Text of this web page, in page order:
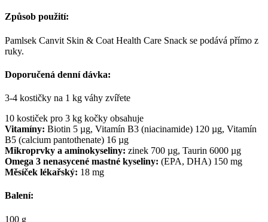
Způsob použití:
Pamlsek Canvit Skin & Coat Health Care Snack se podává přímo z
ruky.
Doporučená denní dávka:
3-4 kostičky na 1 kg váhy zvířete
10 kostiček pro 3 kg kočky obsahuje
Vitamíny: Biotin 5 µg, Vitamín B3 (niacinamide) 120 µg, Vitamín
B5 (calcium pantothenate) 16 µg
Mikroprvky a aminokyseliny: zinek 700 µg, Taurin 6000 µg
Omega 3 nenasycené mastné kyseliny: (EPA, DHA) 150 mg
Měsíček lékařský: 18 mg
Balení:
100 g